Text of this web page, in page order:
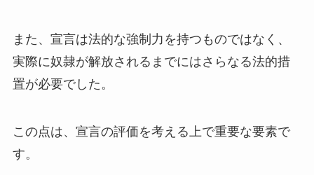
また、宣言は法的な強制力を持つものではなく、
実際に奴隷が解放されるまでにはさらなる法的措
置が必要でした。
この点は、宣言の評価を考える上で重要な要素で
す。